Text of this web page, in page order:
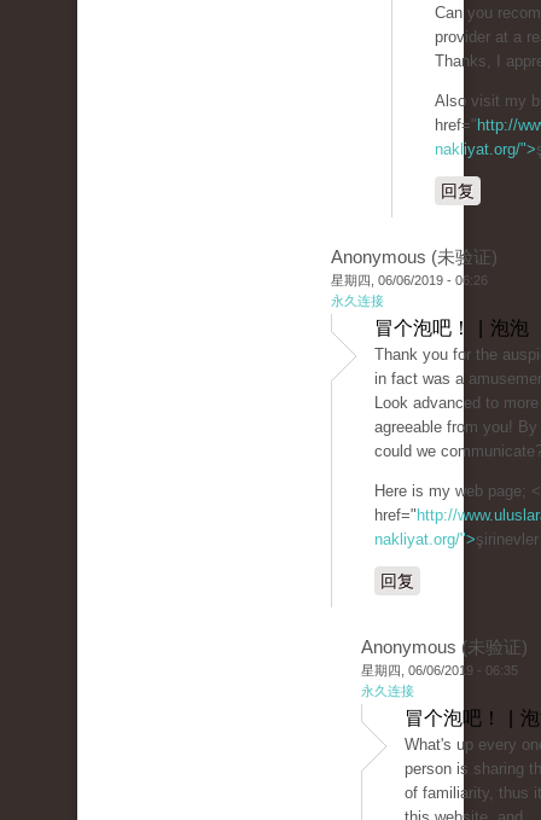
Can you
provider at a
Thanks, I
Also visit my
href=" http://
nakliyat.org/">
回复
Anonymous (未验证)
星期四, 06/06/2019 - 06:26
永久连接
冒个泡吧！ | 泡泡
Thank you for the
in fact was a
Look advanced to
agreeable from you!
could we
Here is my web page;
href=" http://
nakliyat.org/">
回复
Anonymous (未验证)
星期四, 06/06/2019 - 06:35
永久连接
冒个泡吧！ |
What's up every
person is sharing
of familiarity, thus